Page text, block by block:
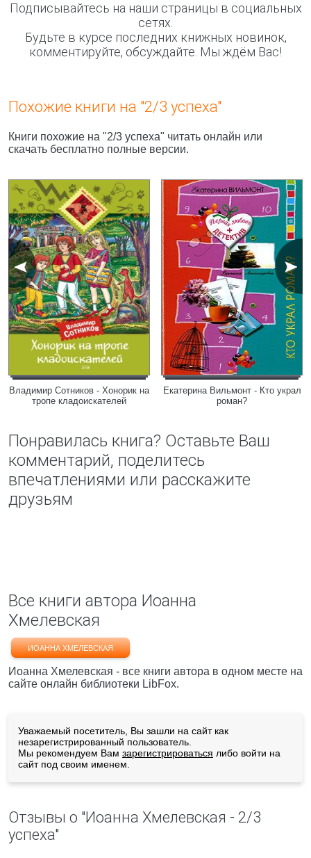
Подписывайтесь на наши страницы в социальных
сетях.
Будьте в курсе последних книжных новинок,
комментируйте, обсуждайте. Мы ждём Вас!
Похожие книги на "2/3 успеха"
Книги похожие на "2/3 успеха" читать онлайн или
скачать бесплатно полные версии.
Владимир Сотников - Хонорик на
тропе кладоискателей
Екатерина Вильмонт - Кто украл
роман?
Понравилась книга? Оставьте Ваш
комментарий, поделитесь
впечатлениями или расскажите
друзьям
Все книги автора Иоанна
Хмелевская
ИОАННА ХМЕЛЕВСКАЯ
Иоанна Хмелевская - все книги автора в одном месте на
сайте онлайн библиотеки LibFox.
Уважаемый посетитель, Вы зашли на сайт как
незарегистрированный пользователь.
Мы рекомендуем Вам зарегистрироваться либо войти на
сайт под своим именем.
Отзывы о "Иоанна Хмелевская - 2/3
успеха"